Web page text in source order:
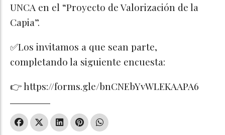
UNCA en el “Proyecto de Valorización de la
Capia”.
✅Los invitamos a que sean parte,
completando la siguiente encuesta:
👉 https://forms.gle/bnCNEbYvWLEKAAPA6